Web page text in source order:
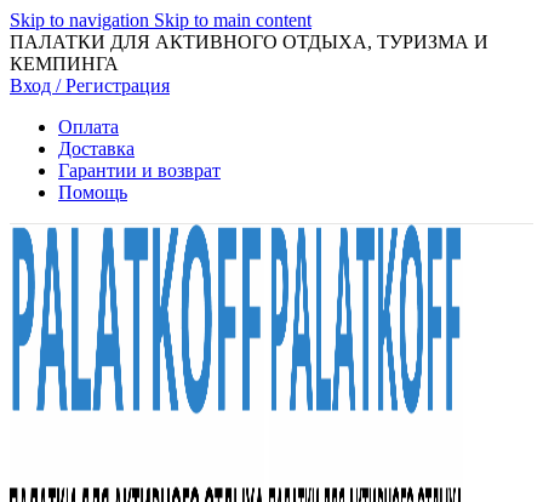
Skip to navigation Skip to main content
ПАЛАТКИ ДЛЯ АКТИВНОГО ОТДЫХА, ТУРИЗМА И
КЕМПИНГА
Вход / Регистрация
Оплата
Доставка
Гарантии и возврат
Помощь